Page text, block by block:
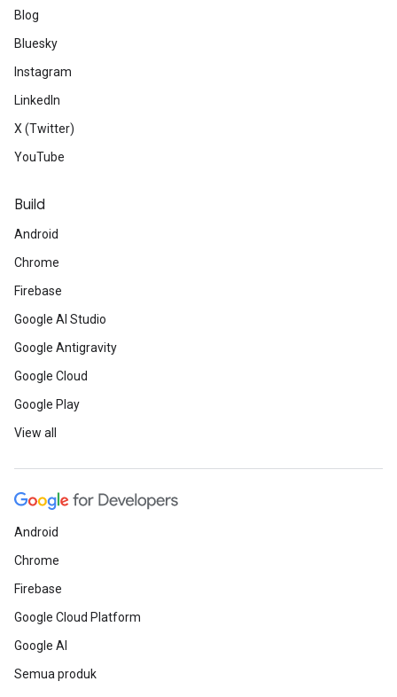
Blog
Bluesky
Instagram
LinkedIn
X (Twitter)
YouTube
Build
Android
Chrome
Firebase
Google AI Studio
Google Antigravity
Google Cloud
Google Play
View all
Android
Chrome
Firebase
Google Cloud Platform
Google AI
Semua produk